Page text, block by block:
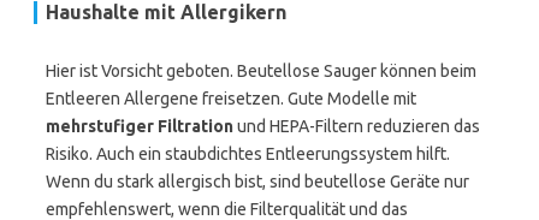
Haushalte mit Allergikern
Hier ist Vorsicht geboten. Beutellose Sauger können beim
Entleeren Allergene freisetzen. Gute Modelle mit
mehrstufiger Filtrationund HEPA-Filtern reduzieren das
Risiko. Auch ein staubdichtes Entleerungssystem hilft.
Wenn du stark allergisch bist, sind beutellose Geräte nur
empfehlenswert, wenn die Filterqualität und das